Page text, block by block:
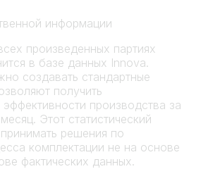
информации
произведенных партиях
в базе данных Innova.
создавать стандартные
получить
производства за
Этот статистический
решения по
комплектации не на основе
фактических данных.